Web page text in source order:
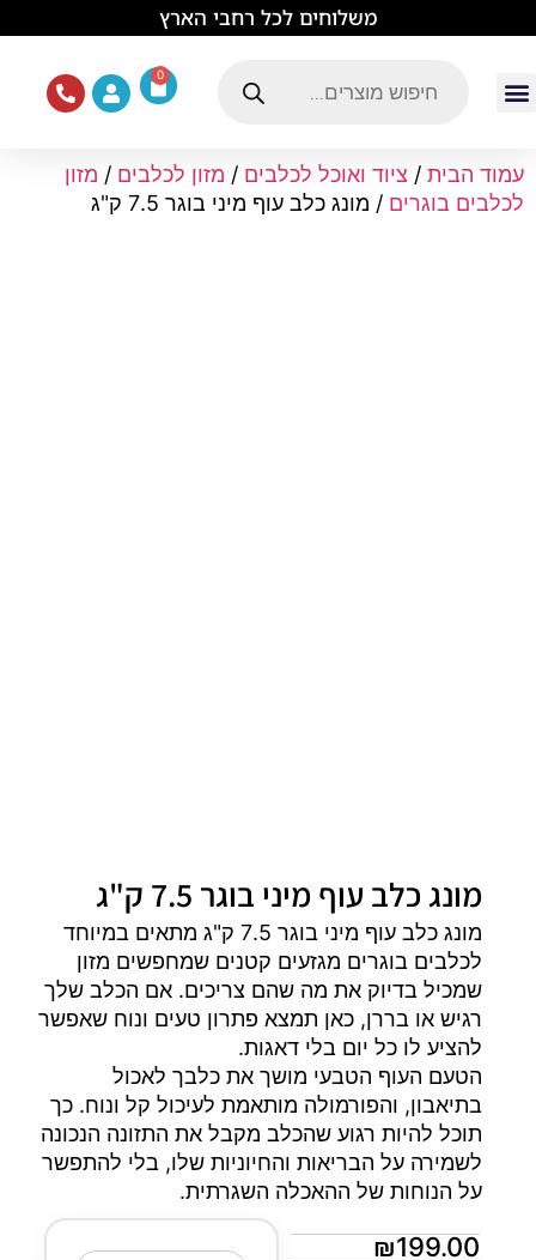
משלוחים לכל רחבי הארץ
0
עמוד הבית / ציוד ואוכל לכלבים / מזון לכלבים / מזון
לכלבים בוגרים / מונג כלב עוף מיני בוגר 7.5 ק"ג
מונג כלב עוף מיני בוגר 7.5 ק"ג
מונג כלב עוף מיני בוגר 7.5 ק"ג מתאים במיוחד
לכלבים בוגרים מגזעים קטנים שמחפשים מזון
שמכיל בדיוק את מה שהם צריכים. אם הכלב שלך
רגיש או בררן, כאן תמצא פתרון טעים ונוח שאפשר
להציע לו כל יום בלי דאגות.
הטעם העוף הטבעי מושך את כלבך לאכול
בתיאבון, והפורמולה מותאמת לעיכול קל ונוח. כך
תוכל להיות רגוע שהכלב מקבל את התזונה הנכונה
לשמירה על הבריאות והחיוניות שלו, בלי להתפשר
על הנוחות של ההאכלה השגרתית.
₪199.00